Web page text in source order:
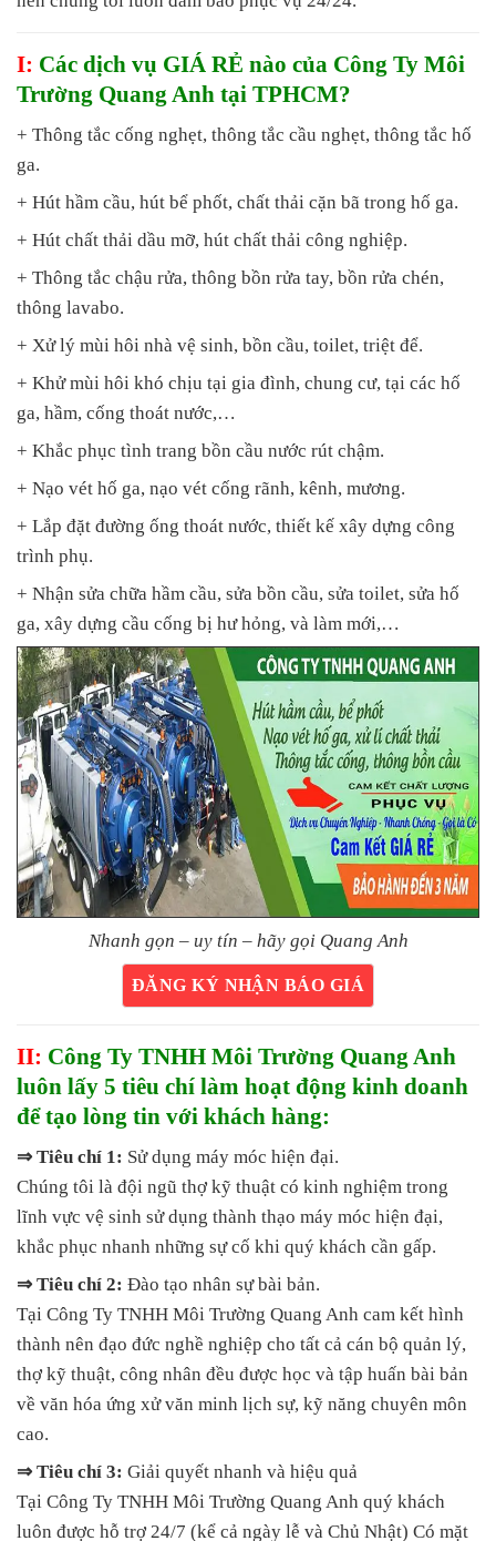
I: Các dịch vụ GIÁ RẺ nào của Công Ty Môi
Trường Quang Anh tại TPHCM?
+ Thông tắc cống nghẹt, thông tắc cầu nghẹt, thông tắc hố
ga.
+ Hút hầm cầu, hút bể phốt, chất thải cặn bã trong hố ga.
+ Hút chất thải dầu mỡ, hút chất thải công nghiệp.
+ Thông tắc chậu rửa, thông bồn rửa tay, bồn rửa chén,
thông lavabo.
+ Xử lý mùi hôi nhà vệ sinh, bồn cầu, toilet, triệt để.
+ Khử mùi hôi khó chịu tại gia đình, chung cư, tại các hố
ga, hầm, cống thoát nước,…
+ Khắc phục tình trang bồn cầu nước rút chậm.
+ Nạo vét hố ga, nạo vét cống rãnh, kênh, mương.
+ Lắp đặt đường ống thoát nước, thiết kế xây dựng công
trình phụ.
+ Nhận sửa chữa hầm cầu, sửa bồn cầu, sửa toilet, sửa hố
ga, xây dựng cầu cống bị hư hỏng, và làm mới,…
Nhanh gọn – uy tín – hãy gọi Quang Anh
ĐĂNG KÝ NHẬN BÁO GIÁ
II: Công Ty TNHH Môi Trường Quang Anh
luôn lấy 5 tiêu chí làm hoạt động kinh doanh
để tạo lòng tin với khách hàng:
⇒ Tiêu chí 1: Sử dụng máy móc hiện đại.
Chúng tôi là đội ngũ thợ kỹ thuật có kinh nghiệm trong
lĩnh vực vệ sinh sử dụng thành thạo máy móc hiện đại,
khắc phục nhanh những sự cố khi quý khách cần gấp.
⇒ Tiêu chí 2: Đào tạo nhân sự bài bản.
Tại Công Ty TNHH Môi Trường Quang Anh cam kết hình
thành nên đạo đức nghề nghiệp cho tất cả cán bộ quản lý,
thợ kỹ thuật, công nhân đều được học và tập huấn bài bản
về văn hóa ứng xử văn minh lịch sự, kỹ năng chuyên môn
cao.
⇒ Tiêu chí 3: Giải quyết nhanh và hiệu quả
Tại Công Ty TNHH Môi Trường Quang Anh quý khách
luôn được hỗ trợ 24/7 (kể cả ngày lễ và Chủ Nhật) Có mặt